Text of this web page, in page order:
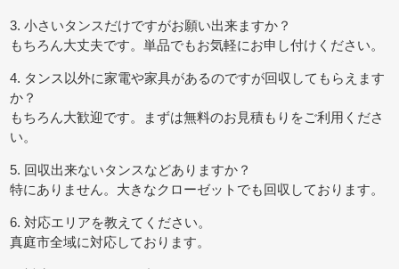
3. 小さいタンスだけですがお願い出来ますか？
もちろん大丈夫です。単品でもお気軽にお申し付けください。
4. タンス以外に家電や家具があるのですが回収してもらえます
か？
もちろん大歓迎です。まずは無料のお見積もりをご利用くださ
い。
5. 回収出来ないタンスなどありますか？
特にありません。大きなクローゼットでも回収しております。
6. 対応エリアを教えてください。
真庭市全域に対応しております。